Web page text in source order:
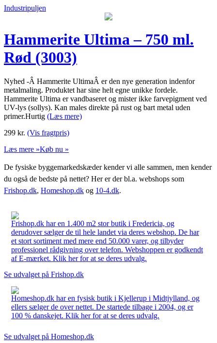
Industripuljen
Hammerite Ultima – 750 ml.
Rød (3003)
Nyhed -Â Hammerite UltimaÂ er den nye generation indenfor
metalmaling. Produktet har sine helt egne unikke fordele.
Hammerite Ultima er vandbaseret og mister ikke farvepigment ved
UV-lys (sollys). Kan males direkte på rust og bart metal uden
primer.Hurtig (Læs mere)
299 kr. (Vis fragtpris)
Læs mere »Køb nu »
De fysiske byggemarkedskæder kender vi alle sammen, men kender
du også de bedste på nettet? Her er der bl.a. webshops som
Frishop.dk, Homeshop.dk og 10-4.dk.
Frishop.dk har en 1.400 m2 stor butik i Fredericia, og
derudover sælger de til hele landet via deres webshop. De har
et stort sortiment med mere end 50.000 varer, og tilbyder
professionel rådgivning over telefon. Webshoppen er godkendt
af E-mærket. Klik her for at se deres udvalg.
Se udvalget på Frishop.dk
Homeshop.dk har en fysisk butik i Kjellerup i Midtjylland, og
ellers sælger de over nettet. De startede tilbage i 2004, og er
100 % danskejet. Klik her for at se deres udvalg.
Se udvalget på Homeshop.dk